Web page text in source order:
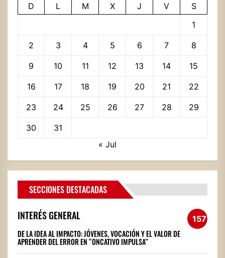
D L M X J V
S
1
2 3 4 5 6 7 8
9 10 11 12 13 14 15
16 17 18 19 20 21 22
23 24 25 26 27 28 29
30
31
« Jul
SECCIONES DESTACADAS
INTERÉS GENERAL 1572
DE LA IDEA AL IMPACTO: JÓVENES, VOCACIÓN Y EL VALOR DE
APRENDER DEL ERROR EN “ONCATIVO IMPULSA”